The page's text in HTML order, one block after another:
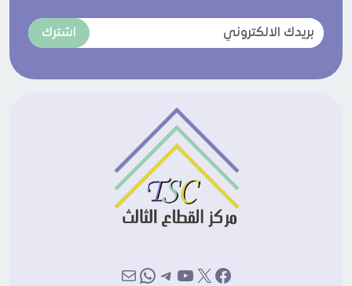
اشترك
فيسبوك
إكسيوتيوب
تيليجرام
واتساب
بريد